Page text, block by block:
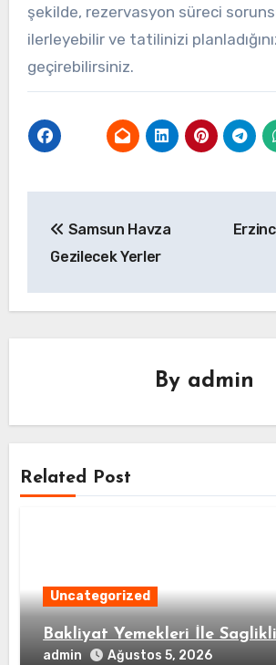
şekilde, rezervasyon süreci
ilerleyebilir ve tatilinizi
geçirebilirsiniz.
gezinmesi
Samsun Havza
Gezilecek Yerler
By admin
Related Post
Uncategorized
Bakliyat Yemekleri İle
admin Ağustos 5, 2026